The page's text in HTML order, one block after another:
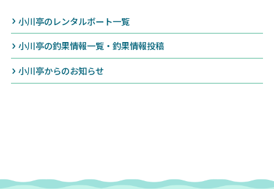
小川亭のレンタルボート一覧
小川亭の釣果情報一覧・釣果情報投稿
小川亭からのお知らせ